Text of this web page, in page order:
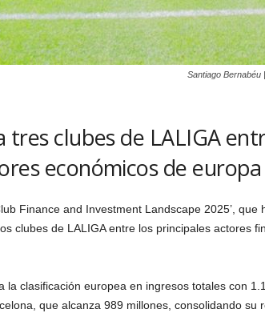
Santiago Bernabéu
tres clubes de LALIGA
económicos de europa
Finance and Investment Landscape 2025’, que
clubes de LALIGA entre los principales actores
la clasificación europea en ingresos totales con
que alcanza 989 millones, consolidando su